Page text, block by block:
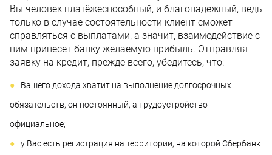
Вы человек платёжеспособный, и благонадежный, ведь
только в случае состоятельности клиент сможет
справляться с выплатами, а значит, взаимодействие с
ним принесет банку желаемую прибыль. Отправляя
заявку на кредит, прежде всего, убедитесь, что:
Вашего дохода хватит на выполнение долгосрочных
обязательств, он постоянный, а трудоустройство
официальное;
у Вас есть регистрация на территории, на которой Сбербанк